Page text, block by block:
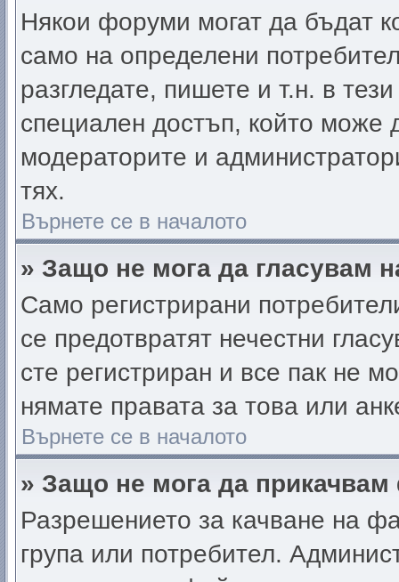
Някои форуми могат да бъдат
само на определени
разгледате, пишете и т.н. в
специален достъп, който може
модераторите и
тях.
Върнете се в началото
» Защо не мога да гласувам
Само регистрирани
се предотвратят нечестни
сте регистриран и все пак не
нямате правата за това или
Върнете се в началото
» Защо не мога да
Разрешението за качване на
група или потребител.